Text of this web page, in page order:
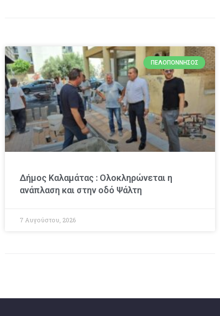
ΠΕΛΟΠΌΝΝΗΣΟΣ
Δήμος Καλαμάτας : Ολοκληρώνεται η
ανάπλαση και στην οδό Ψάλτη
7 Αυγούστου, 2026